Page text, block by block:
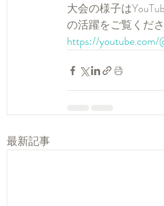
大会の様子は
の活躍をご覧くださ
https://youtube.com/
最新記事